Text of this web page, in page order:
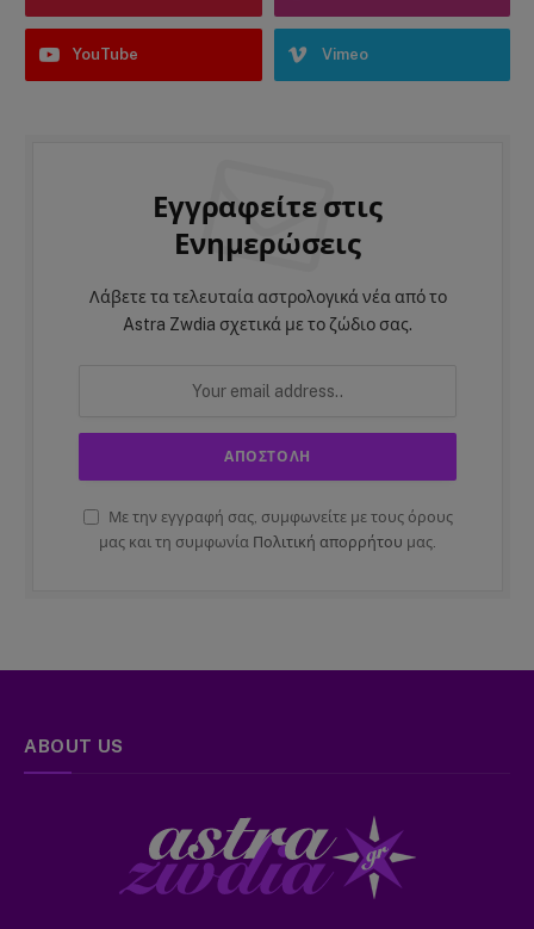
YouTube Vimeo
Εγγραφείτε στις
Ενημερώσεις
Λάβετε τα τελευταία αστρολογικά νέα από το
Astra Zwdia σχετικά με το ζώδιο σας.
Με την εγγραφή σας, συμφωνείτε με τους όρους
μας και τη συμφωνία Πολιτική απορρήτου μας.
ABOUT US